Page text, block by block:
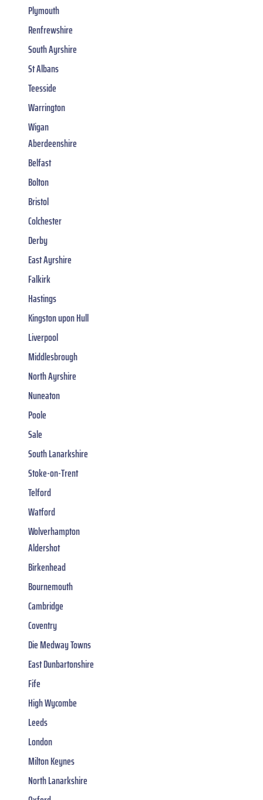
Plymouth
Renfrewshire
South Ayrshire
St Albans
Teesside
Warrington
Wigan
Aberdeenshire
Belfast
Bolton
Bristol
Colchester
Derby
East Ayrshire
Falkirk
Hastings
Kingston upon Hull
Liverpool
Middlesbrough
North Ayrshire
Nuneaton
Poole
Sale
South Lanarkshire
Stoke-on-Trent
Telford
Watford
Wolverhampton
Aldershot
Birkenhead
Bournemouth
Cambridge
Coventry
Die Medway Towns
East Dunbartonshire
Fife
High Wycombe
Leeds
London
Milton Keynes
North Lanarkshire